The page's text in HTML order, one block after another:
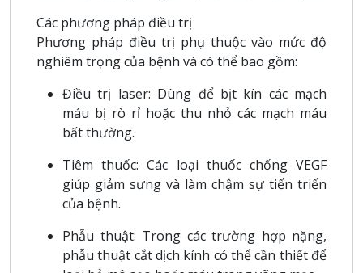
Các phương pháp điều trị
Phương pháp điều trị phụ thuộc vào mức độ
nghiêm trọng của bệnh và có thể bao gồm:
Điều trị laser: Dùng để bịt kín các mạch
máu bị rò rỉ hoặc thu nhỏ các mạch máu
bất thường.
Tiêm thuốc: Các loại thuốc chống VEGF
giúp giảm sưng và làm chậm sự tiến triển
của bệnh.
Phẫu thuật: Trong các trường hợp nặng,
phẫu thuật cắt dịch kính có thể cần thiết để